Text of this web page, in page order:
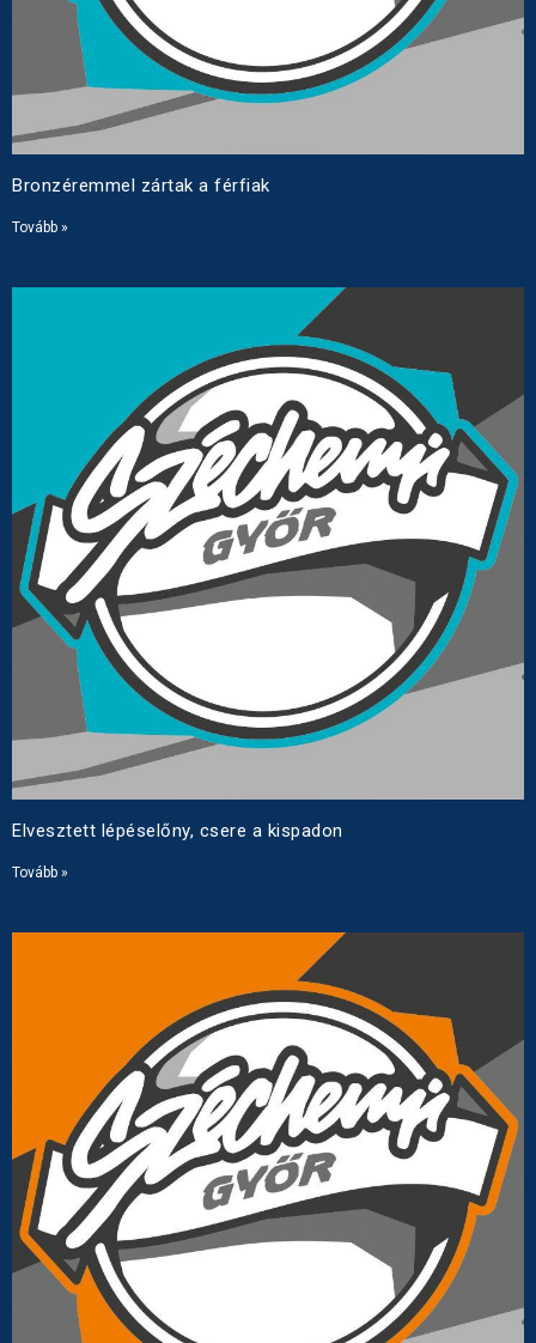
Bronzéremmel zártak a férfiak
Tovább »
Elvesztett lépéselőny, csere a kispadon
Tovább »